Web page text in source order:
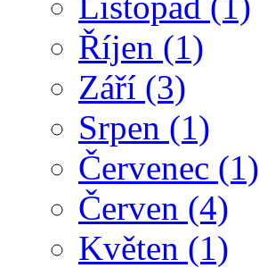
Říjen (1)
Září (3)
Srpen (1)
Červenec (1)
Červen (4)
Květen (1)